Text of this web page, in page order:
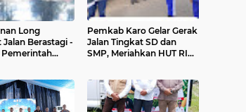
Long
Berastagi -
Pemerintah
Pertanian
Pemkab Karo Gelar Gerak
Jalan Tingkat SD dan
SMP, Meriahkan HUT RI